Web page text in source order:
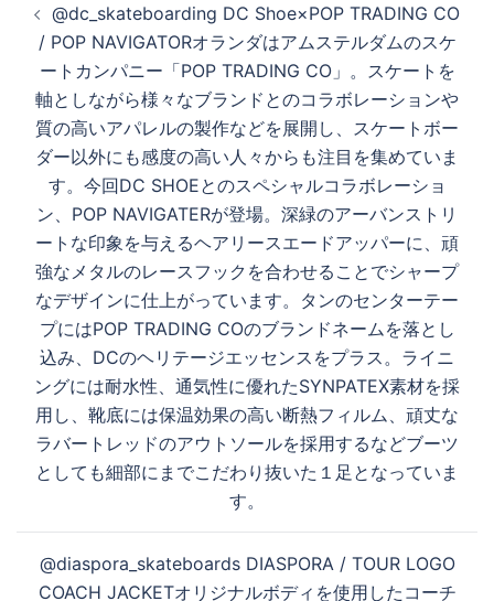
稿
ナ
ビ
ゲ
ー
ョ
ン
@dc_skateboarding DC Shoe×POP TRADING CO
/ POP NAVIGATORオランダはアムステルダムのスケ
ートカンパニー「POP TRADING CO」。スケートを
軸としながら様々なブランドとのコラボレーションや
質の高いアパレルの製作などを展開し、スケートボー
ダー以外にも感度の高い人々からも注目を集めていま
す。今回DC SHOEとのスペシャルコラボレーショ
ン、POP NAVIGATERが登場。深緑のアーバンストリ
ートな印象を与えるヘアリースエードアッパーに、頑
強なメタルのレースフックを合わせることでシャープ
なデザインに仕上がっています。タンのセンターテー
プにはPOP TRADING COのブランドネームを落とし
込み、DCのヘリテージエッセンスをプラス。ライニ
ングには耐水性、通気性に優れたSYNPATEX素材を採
用し、靴底には保温効果の高い断熱フィルム、頑丈な
ラバートレッドのアウトソールを採用するなどブーツ
としても細部にまでこだわり抜いた１足となっていま
す。
@diaspora_skateboards DIASPORA / TOUR LOGO
COACH JACKETオリジナルボディを使用したコーチ